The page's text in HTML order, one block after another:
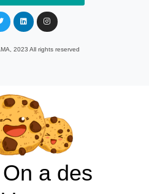
a des
2023 All rights reserved​